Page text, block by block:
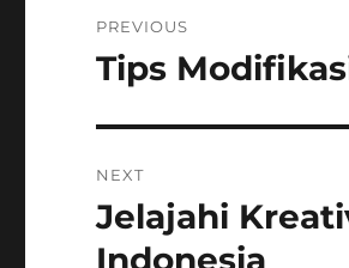
navigation
PREVIOUS
Previous
Tips
NEXT
Next
post:
Jelajahi
Indonesia